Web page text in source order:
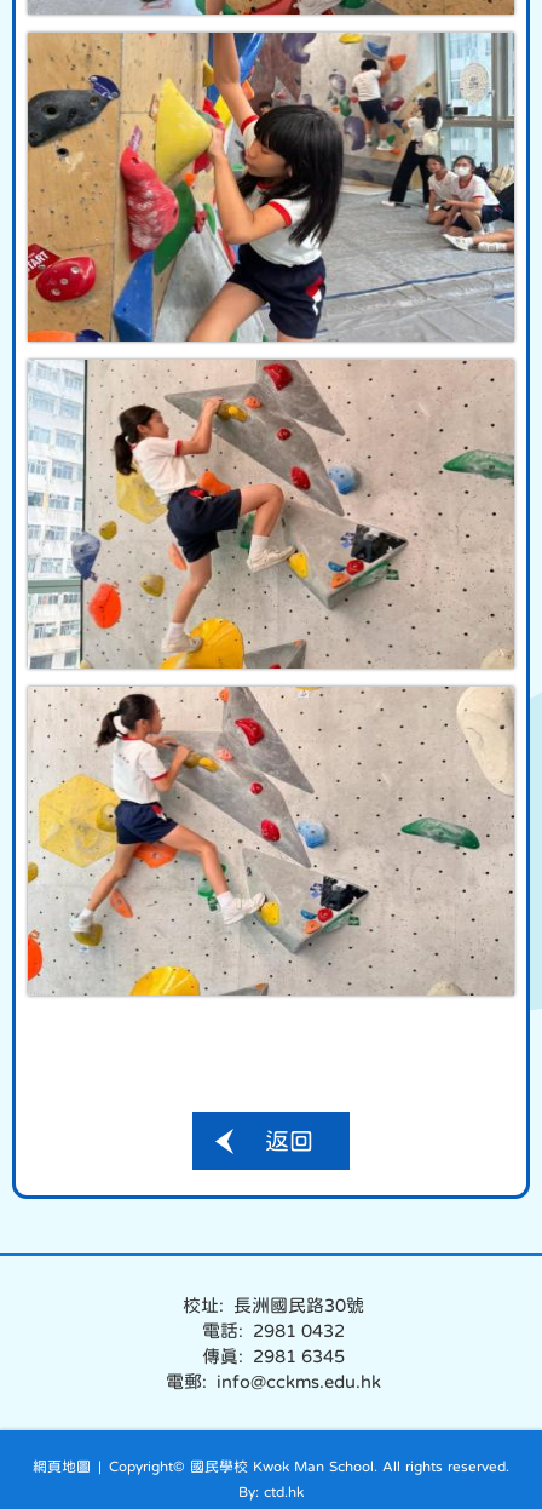
返回
校址: 長洲國民路30號
電話: 2981 0432
傳真: 2981 6345
電郵: info@cckms.edu.hk
網頁地圖 | Copyright© 國民學校 Kwok Man School. All rights reserved.
By: ctd.hk